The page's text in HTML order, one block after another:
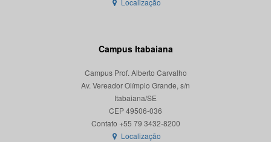
Localização
Campus Itabaiana
Campus Prof. Alberto Carvalho
Av. Vereador Olímpio Grande, s/n
Itabaiana/SE
CEP 49506-036
Localização